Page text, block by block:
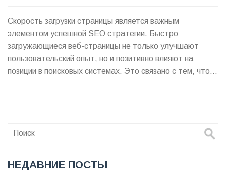
Скорость загрузки страницы является важным
элементом успешной SEO стратегии. Быстро
загружающиеся веб-страницы не только улучшают
пользовательский опыт, но и позитивно влияют на
позиции в поисковых системах. Это связано с тем, что
НЕДАВНИЕ ПОСТЫ